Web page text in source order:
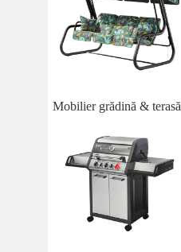
Mobilier grădină & terasă